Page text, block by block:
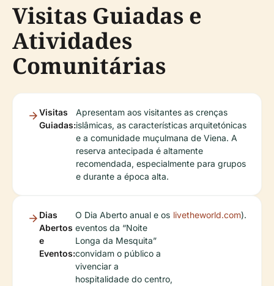
Visitas Guiadas e
Atividades
Comunitárias
Visitas
Guiadas:
Apresentam aos visitantes as crenças
islâmicas, as características arquitetónicas
e a comunidade muçulmana de Viena. A
reserva antecipada é altamente
recomendada, especialmente para grupos
e durante a época alta.
Dias
Abertos
e
Eventos:
O Dia Aberto anual e os
eventos da “Noite
Longa da Mesquita”
convidam o público a
vivenciar a
hospitalidade do centro,
livetheworld.com).